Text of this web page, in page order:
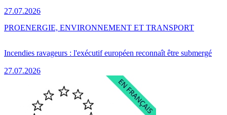
27.07.2026
Incendies ravageurs : l'exécutif européen reconnaît être submergé
27.07.2026
PROENERGIE, ENVIRONNEMENT ET TRANSPORT